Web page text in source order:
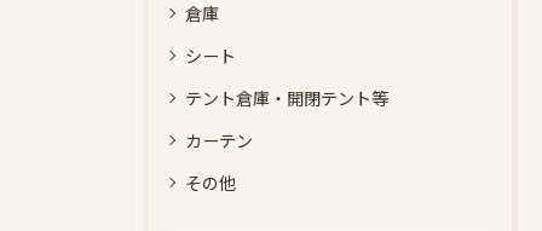
倉庫
シート
テント倉庫・開閉テント等
カーテン
その他